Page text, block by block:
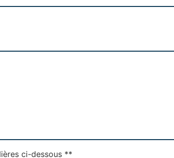
ci-dessous **